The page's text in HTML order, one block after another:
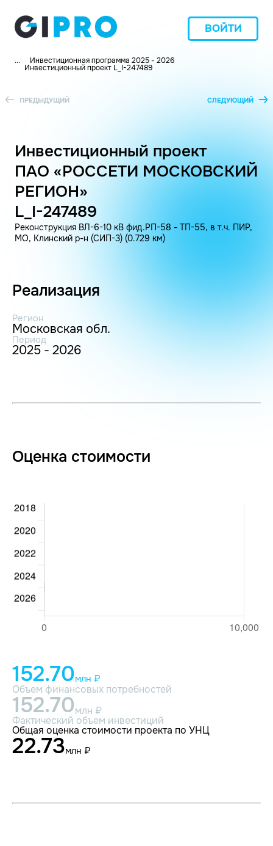
ВОЙТИ
... Инвестиционная программа 2025 - 2026
Инвестиционный проект L_I-247489
ПРЕДЫДУЩИЙ СЛЕДУЮЩИЙ
Инвестиционный проект
ПАО «РОССЕТИ МОСКОВСКИЙ
РЕГИОН»
L_I-247489
Реконструкция ВЛ-6-10 кВ фид.РП-58 - ТП-55, в т.ч. ПИР,
МО, Клинский р-н (СИП-3) (0.729 км)
Реализация
Регион
Московская обл.
Период
2025 - 2026
Оценка стоимости
152.70млн ₽
Объем финансовых потребностей
152.70млн ₽
Фактический объем инвестиций
Общая оценка стоимости проекта по УНЦ
22.73млн ₽